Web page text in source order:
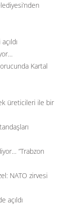
Kartal
üreticileri ile bir
”Trabzon
NATO zirvesi
açıldı